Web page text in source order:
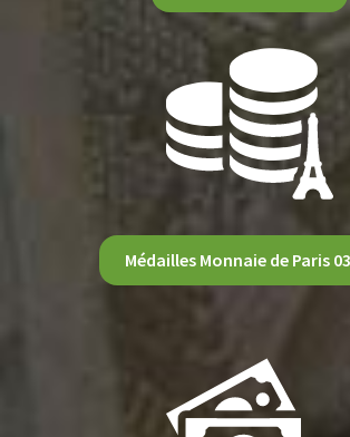
Médailles Monnaie de Paris